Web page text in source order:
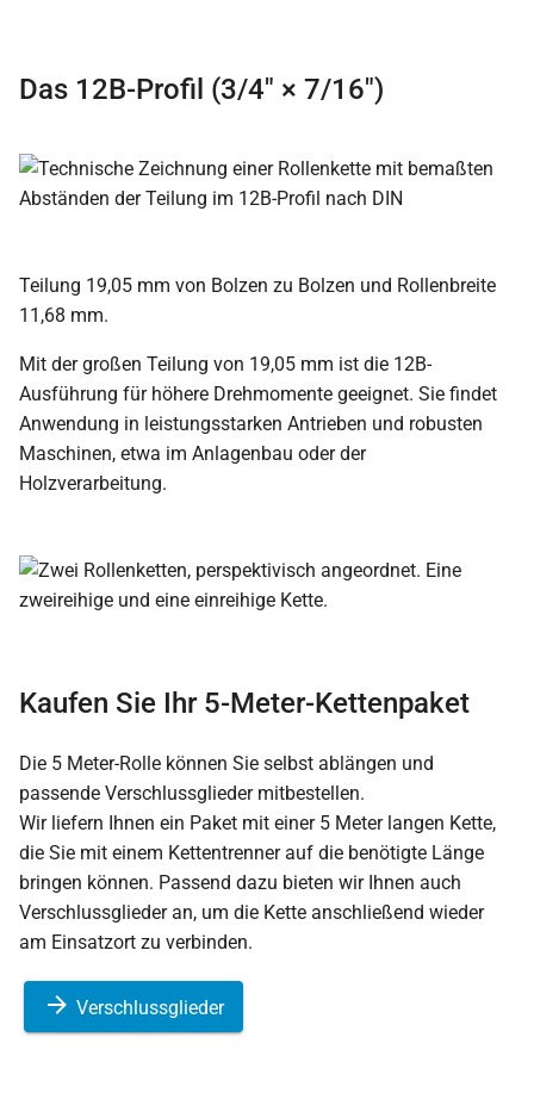
Das 12B-Profil (3/4″ × 7/16″)
Teilung 19,05 mm von Bolzen zu Bolzen und Rollenbreite
11,68 mm.
Mit der großen Teilung von 19,05 mm ist die 12B-
Ausführung für höhere Drehmomente geeignet. Sie findet
Anwendung in leistungsstarken Antrieben und robusten
Maschinen, etwa im Anlagenbau oder der
Holzverarbeitung.
Kaufen Sie Ihr 5-Meter-Kettenpaket
Die 5 Meter-Rolle können Sie selbst ablängen und
passende Verschlussglieder mitbestellen.
Wir liefern Ihnen ein Paket mit einer 5 Meter langen Kette,
die Sie mit einem Kettentrenner auf die benötigte Länge
bringen können. Passend dazu bieten wir Ihnen auch
Verschlussglieder an, um die Kette anschließend wieder
am Einsatzort zu verbinden.
Verschlussglieder